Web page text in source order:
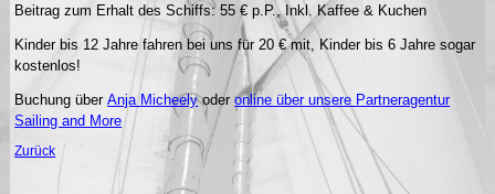
Beitrag zum Erhalt des Schiffs: 55 € p.P., Inkl. Kaffee & Kuchen
Kinder bis 12 Jahre fahren bei uns für 20 € mit, Kinder bis 6 Jahre sogar
kostenlos!
Buchung überAnja Micheelyoderonline über unsere Partneragentur
Sailing and More
Zurück